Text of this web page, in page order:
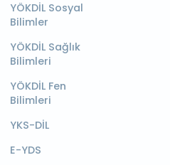
YÖKDİL Sosyal
Bilimler
YÖKDİL Sağlık
Bilimleri
YÖKDİL Fen
Bilimleri
YKS-DİL
E-YDS